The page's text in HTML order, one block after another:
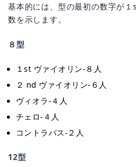
基本的には、型の最初の数字が
数を示します。
８型
１st ヴァイオリン-８人
２ nd ヴァイオリン-６人
ヴィオラ-４人
チェロ-４人
コントラバス-２人
12型